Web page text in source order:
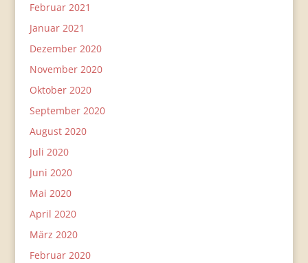
Februar 2021
Januar 2021
Dezember 2020
November 2020
Oktober 2020
September 2020
August 2020
Juli 2020
Juni 2020
Mai 2020
April 2020
März 2020
Februar 2020